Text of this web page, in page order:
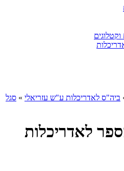
ביה"ס לאדריכלות ע"ש עזריאלי » סגל
לאדריכלות